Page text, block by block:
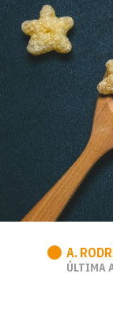
A.
ÚLTIMA